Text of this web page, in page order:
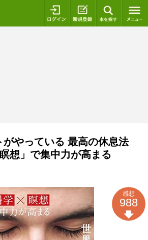
ログイン 新規登録
がやっている 最高の休息法
想」で集中力が高まる
感想
988